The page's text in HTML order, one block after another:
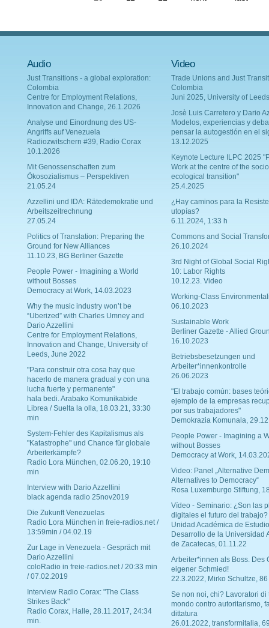
Audio
Just Transitions - a global exploration:
Colombia
Centre for Employment Relations,
Innovation and Change, 26.1.2026
Analyse und Einordnung des US-
Angriffs auf Venezuela
Radiozwitschern #39, Radio Corax
10.1.2026
Mit Genossenschaften zum
Ökosozialismus – Perspektiven
21.05.24
Azzellini und IDA: Rätedemokratie und
Arbeitszeitrechnung
27.05.24
Politics of Translation: Preparing the
Ground for New Alliances
11.10.23, BG Berliner Gazette
People Power - Imagining a World
without Bosses
Democracy at Work, 14.03.2023
Why the music industry won’t be
“Uberized” with Charles Umney and
Dario Azzellini
Centre for Employment Relations,
Innovation and Change, University of
Leeds, June 2022
"Para construir otra cosa hay que
hacerlo de manera gradual y con una
lucha fuerte y permanente"
hala bedi. Arabako Komunikabide
Librea / Suelta la olla, 18.03.21, 33:30
min
System-Fehler des Kapitalismus als
"Katastrophe" und Chance für globale
Arbeiterkämpfe?
Radio Lora München, 02.06.20, 19:10
min
Interview with Dario Azzellini
black agenda radio 25nov2019
Die Zukunft Venezuelas
Radio Lora München in freie-radios.net /
13:59min / 04.02.19
Zur Lage in Venezuela - Gespräch mit
Dario Azzellini
coloRadio in freie-radios.net / 20:33 min
/ 07.02.2019
Interview Radio Corax: "The Class
Strikes Back"
Radio Corax, Halle, 28.11.2017, 24:34
min.
Video
Trade Unions and Just
Colombia
Juni 2025, University of Leeds
Josè Luis Carretero y Dario
Modelos, experiencias y
pensar la autogestión en el
13.12.2025
Keynote Lecture ILPC 2025
Work at the centre of the
ecological transition"
25.4.2025
¿Hay caminos para la
utopías?
6.11.2024, 1:33 h
Commons and Social
26.10.2024
3rd Night of Global Social
10: Labor Rights
10.12.23. Video
Working-Class
06.10.2023
Sustainable Work
Berliner Gazette - Allied
16.10.2023
Betriebsbesetzungen und
Arbeiter*innenkontrolle
26.06.2023
"El trabajo común: bases
ejemplo de la empresas
por sus trabajadores"
Demokrazia Komunala,
People Power - Imagining a
without Bosses
Democracy at Work,
Video: Panel „Alternative
Alternatives to Democracy“
Rosa Luxemburgo Stiftung,
Vídeo - Seminario: ¿Son las
digitales el futuro del trabajo?
Unidad Académica de
Desarrollo de la Universidad
de Zacatecas, 01.11.22
Arbeiter*innen als Boss. Des
eigener Schmied!
22.3.2022, Mirko Schultze, 86
Se non noi, chi? Lavoratori di
mondo contro autoritarismo,
dittatura
26.01.2022, transformitalia,